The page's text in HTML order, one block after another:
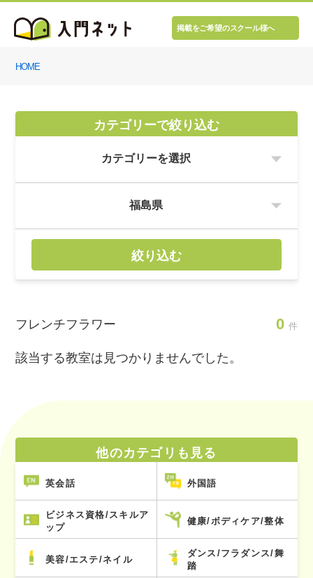
掲載をご希望のスクール様へ
HOME
カテゴリーで絞り込む
絞り込む
フレンチフラワー 0 件
該当する教室は見つかりませんでした。
他のカテゴリも見る
英会話 外国語
ビジネス資格/スキルア
ップ
健康/ボディケア/整体
美容/エステ/ネイル
ダンス/フラダンス/舞
踏